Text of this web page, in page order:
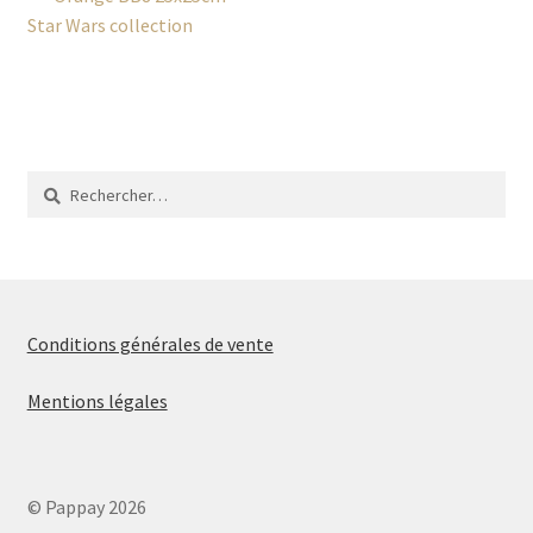
deprécédent :
Star Wars collection
Rechercher :
Conditions générales de vente
Mentions légales
© Pappay 2026